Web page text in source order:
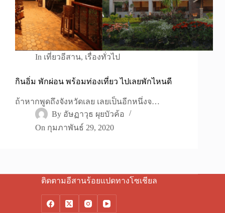
In เที่ยวอีสาน, เรื่องทั่วไป
กินอิ่ม พักผ่อน พร้อมท่องเที่ยว ไปเลยพักไหนดี
ถ้าหากพูดถึงจังหวัดเลย เลยเป็นอีกหนึ่งจ…
By อัษฏาวุธ ผุยบัวค้อ
On กุมภาพันธ์ 29, 2020
ติดตามอีสานร้อยแปดทางโซเชียล